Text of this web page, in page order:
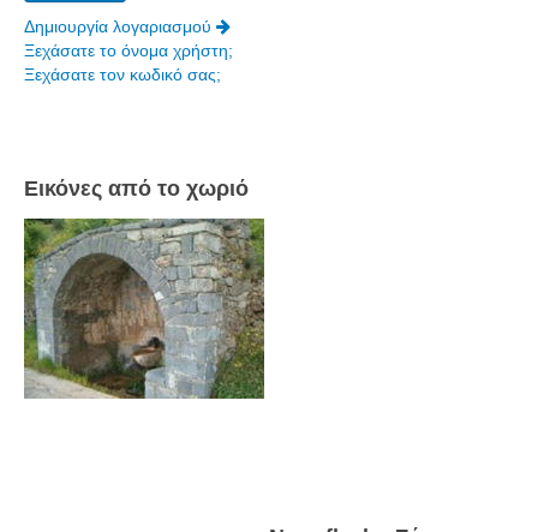
Δημιουργία λογαριασμού
Ξεχάσατε το όνομα χρήστη;
Ξεχάσατε τον κωδικό σας;
Εικόνες από το χωριό